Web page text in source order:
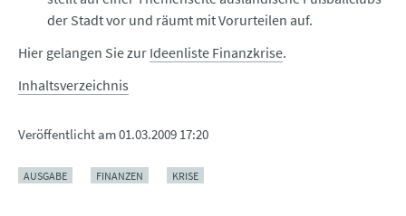
der Stadt vor und räumt mit Vorurteilen auf.
Hier gelangen Sie zur Ideenliste Finanzkrise.
Inhaltsverzeichnis
Veröffentlicht am01.03.2009 17:20
AUSGABE FINANZEN KRISE